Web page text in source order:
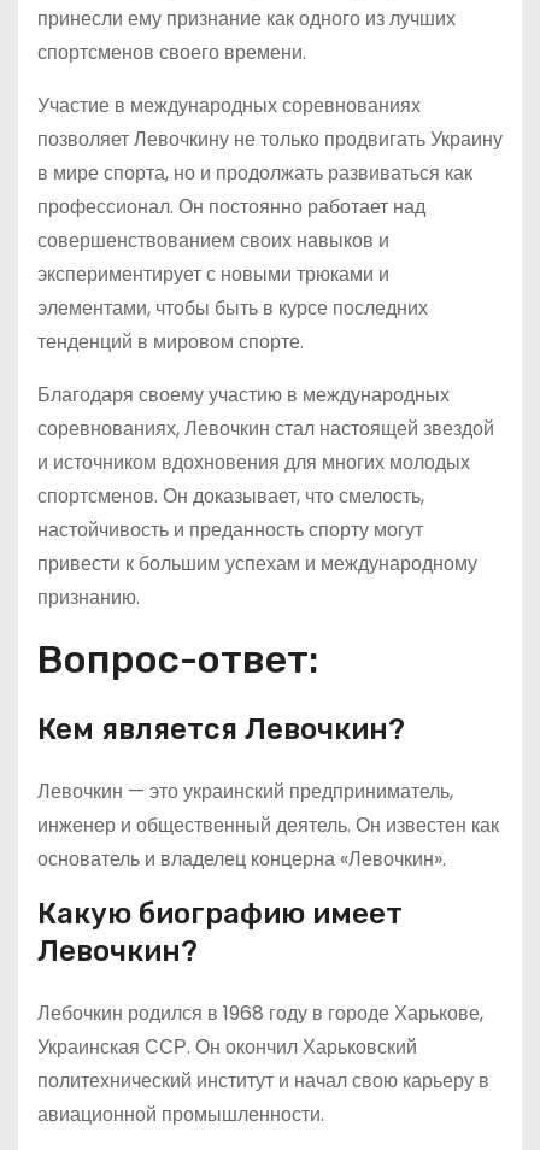
принесли ему признание как одного из лучших
спортсменов своего времени.
Участие в международных соревнованиях
позволяет Левочкину не только продвигать Украину
в мире спорта, но и продолжать развиваться как
профессионал. Он постоянно работает над
совершенствованием своих навыков и
экспериментирует с новыми трюками и
элементами, чтобы быть в курсе последних
тенденций в мировом спорте.
Благодаря своему участию в международных
соревнованиях, Левочкин стал настоящей звездой
и источником вдохновения для многих молодых
спортсменов. Он доказывает, что смелость,
настойчивость и преданность спорту могут
привести к большим успехам и международному
признанию.
Вопрос-ответ:
Кем является Левочкин?
Левочкин — это украинский предприниматель,
инженер и общественный деятель. Он известен как
основатель и владелец концерна «Левочкин».
Какую биографию имеет
Левочкин?
Лебочкин родился в 1968 году в городе Харькове,
Украинская ССР. Он окончил Харьковский
политехнический институт и начал свою карьеру в
авиационной промышленности.